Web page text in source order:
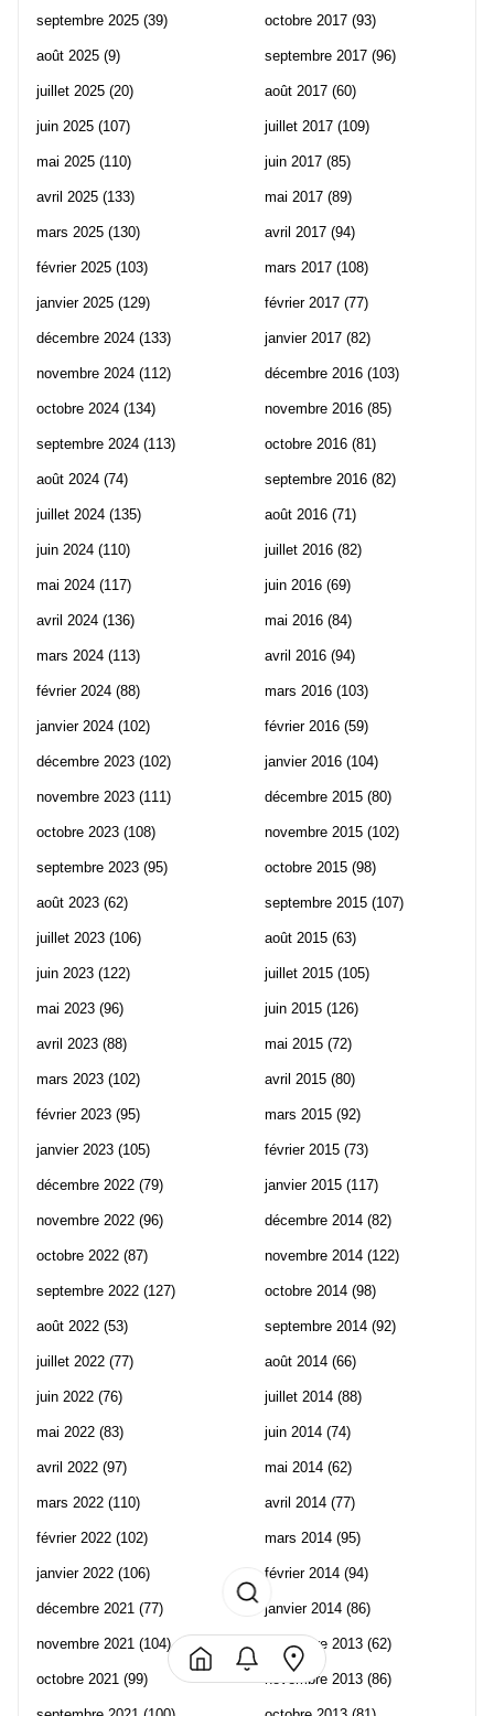
septembre 2025 (39)
août 2025 (9)
juillet 2025 (20)
juin 2025 (107)
mai 2025 (110)
avril 2025 (133)
mars 2025 (130)
février 2025 (103)
janvier 2025 (129)
décembre 2024 (133)
novembre 2024 (112)
octobre 2024 (134)
septembre 2024 (113)
août 2024 (74)
juillet 2024 (135)
juin 2024 (110)
mai 2024 (117)
avril 2024 (136)
mars 2024 (113)
février 2024 (88)
janvier 2024 (102)
décembre 2023 (102)
novembre 2023 (111)
octobre 2023 (108)
septembre 2023 (95)
août 2023 (62)
juillet 2023 (106)
juin 2023 (122)
mai 2023 (96)
avril 2023 (88)
mars 2023 (102)
février 2023 (95)
janvier 2023 (105)
décembre 2022 (79)
novembre 2022 (96)
octobre 2022 (87)
septembre 2022 (127)
août 2022 (53)
juillet 2022 (77)
juin 2022 (76)
mai 2022 (83)
avril 2022 (97)
mars 2022 (110)
février 2022 (102)
janvier 2022 (106)
décembre 2021 (77)
novembre 2021 (104)
octobre 2021 (99)
octobre 2017 (93)
septembre 2017 (96)
août 2017 (60)
juillet 2017 (109)
juin 2017 (85)
mai 2017 (89)
avril 2017 (94)
mars 2017 (108)
février 2017 (77)
janvier 2017 (82)
décembre 2016 (103)
novembre 2016 (85)
octobre 2016 (81)
septembre 2016 (82)
août 2016 (71)
juillet 2016 (82)
juin 2016 (69)
mai 2016 (84)
avril 2016 (94)
mars 2016 (103)
février 2016 (59)
janvier 2016 (104)
décembre 2015 (80)
novembre 2015 (102)
octobre 2015 (98)
septembre 2015 (107)
août 2015 (63)
juillet 2015 (105)
juin 2015 (126)
mai 2015 (72)
avril 2015 (80)
mars 2015 (92)
février 2015 (73)
janvier 2015 (117)
décembre 2014 (82)
novembre 2014 (122)
octobre 2014 (98)
septembre 2014 (92)
août 2014 (66)
juillet 2014 (88)
juin 2014 (74)
mai 2014 (62)
avril 2014 (77)
mars 2014 (95)
février 2014 (94)
janvier 2014 (86)
décembre 2013 (62)
novembre 2013 (86)